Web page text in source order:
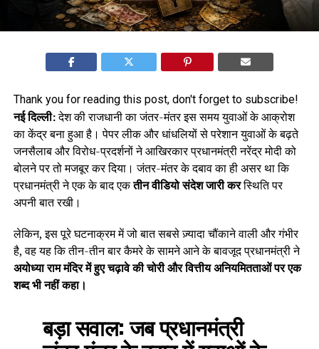
Thank you for reading this post, don't forget to subscribe!
नई दिल्ली:देश की राजधानी का जंतर-मंतर इस समय युवाओं के आक्रोश
का केंद्र बना हुआ है। पेपर लीक और धांधलियों से परेशान युवाओं के बढ़ते
जनसैलाब और विरोध-प्रदर्शनों ने आखिरकार प्रधानमंत्री नरेंद्र मोदी को
बोलने पर तो मजबूर कर दिया। जंतर-मंतर के दबाव का ही असर था कि
प्रधानमंत्री ने एक के बाद एकतीन वीडियो संदेश जारी करस्थिति पर
अपनी बात रखी।
लेकिन, इस पूरे घटनाक्रम में जो बात सबसे ज़्यादा चौंकाने वाली और गंभीर
है, वह यह कि तीन-तीन बार कैमरे के सामने आने के बावजूद प्रधानमंत्री ने
अयोध्या राम मंदिर में हुए चढ़ावे की चोरी और वित्तीय अनियमितताओं पर एक
शब्द भी नहीं कहा।
बड़ा सवाल:जब प्रधानमंत्री